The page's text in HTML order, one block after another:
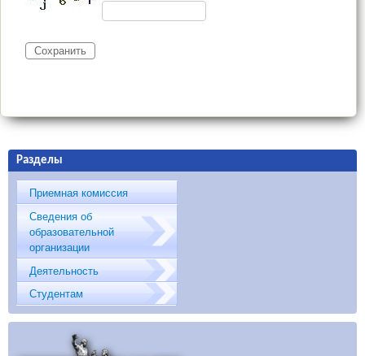
Разделы
Приемная комиссия
Сведения об
образовательной
организации
Деятельность
Студентам